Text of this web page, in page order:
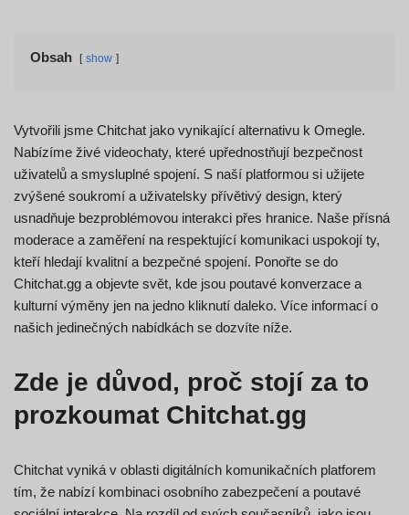
Obsah show
Vytvořili jsme Chitchat jako vynikající alternativu k Omegle.
Nabízíme živé videochaty, které upřednostňují bezpečnost
uživatelů a smysluplné spojení. S naší platformou si užijete
zvýšené soukromí a uživatelsky přívětivý design, který
usnadňuje bezproblémovou interakci přes hranice. Naše přísná
moderace a zaměření na respektující komunikaci uspokojí ty,
kteří hledají kvalitní a bezpečné spojení. Ponořte se do
Chitchat.gg a objevte svět, kde jsou poutavé konverzace a
kulturní výměny jen na jedno kliknutí daleko. Více informací o
našich jedinečných nabídkách se dozvíte níže.
Zde je důvod, proč stojí za to
prozkoumat Chitchat.gg
Chitchat vyniká v oblasti digitálních komunikačních platforem
tím, že nabízí kombinaci osobního zabezpečení a poutavé